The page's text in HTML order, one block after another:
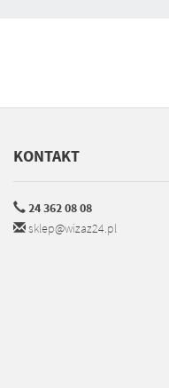
KONTAKT
24 362 08 08
sklep@wizaz24.pl